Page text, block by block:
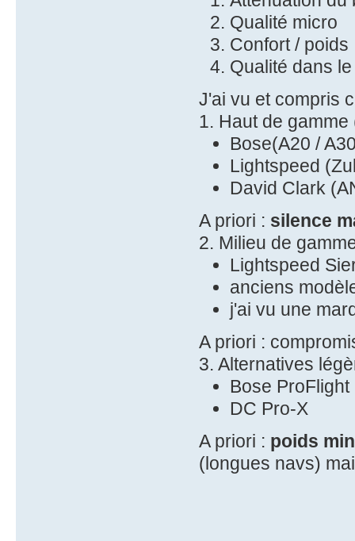
Qualité micro
Confort / poids
Qualité dans
J'ai vu et compris
1. Haut de
Bose(A20 /
Lightspeed
David Clark
A priori : silence
2. Milieu de
Lightspeed
anciens
j'ai vu une
A priori :
3. Alternatives
Bose ProFlight
DC Pro-X
A priori : poids
(longues navs)